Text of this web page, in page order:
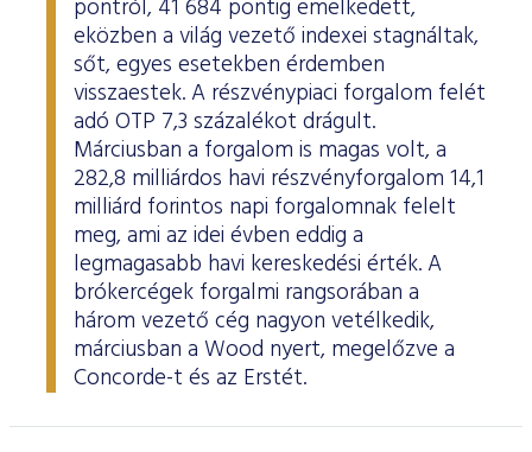
pontról, 41 684 pontig emelkedett,
eközben a világ vezető indexei stagnáltak,
sőt, egyes esetekben érdemben
visszaestek. A részvénypiaci forgalom felét
adó OTP 7,3 százalékot drágult.
Márciusban a forgalom is magas volt, a
282,8 milliárdos havi részvényforgalom 14,1
milliárd forintos napi forgalomnak felelt
meg, ami az idei évben eddig a
legmagasabb havi kereskedési érték. A
brókercégek forgalmi rangsorában a
három vezető cég nagyon vetélkedik,
márciusban a Wood nyert, megelőzve a
Concorde-t és az Erstét.